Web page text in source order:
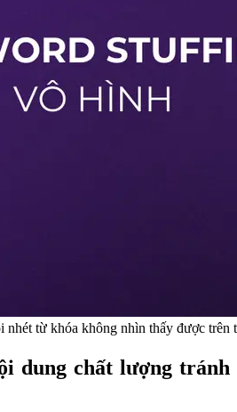
từ khóa không nhìn thấy được trên
dung chất lượng tránh